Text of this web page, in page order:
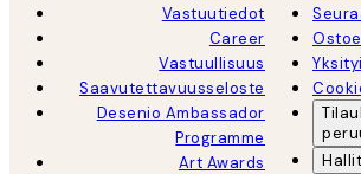
Vastuutiedot
Career
Vastuullisuus
Saavutettavuusseloste
Desenio Ambassador
Programme
Art Awards